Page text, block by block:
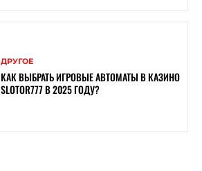
ДРУГОЕ
КАК ВЫБРАТЬ ИГРОВЫЕ АВТОМАТЫ В КАЗИНО
SLOTOR777 В 2025 ГОДУ?